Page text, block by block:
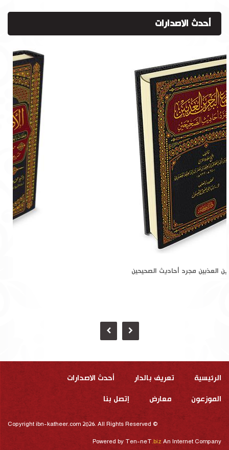
أحدث الاصدارات
مجمع البحرين العذبين مجرد أحاديث الصحيحين
الرئيسية تعريف بالدار أحدث الاصدارات
الموزعون معارض إتصل بنا
Copyright ibn-katheer.com 2026. All Rights Reserved ©
Powered by Ten-neT.biz An Internet Company